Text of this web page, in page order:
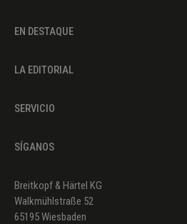
EN DESTAQUE
LA EDITORIAL
SERVICIO
SÍGANOS
Breitkopf & Härtel KG
Walkmühlstraße 52
65195 Wiesbaden